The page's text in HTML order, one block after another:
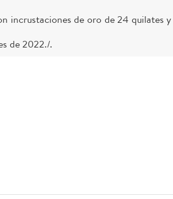
incrustaciones de oro de 24 quilates
de 2022./.